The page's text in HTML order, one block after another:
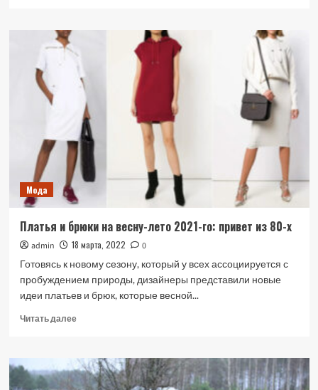
известный
футболист
убил
людей
покончил
с
собой
Мода
Платья и брюки на весну-лето 2021-го: привет из 80-х
admin 18 марта, 2022
0
Готовясь к новому сезону, который у всех ассоциируется с
пробуждением природы, дизайнеры представили новые
идеи платьев и брюк, которые весной...
Читать далееПрочитать
Платья
и
брюки